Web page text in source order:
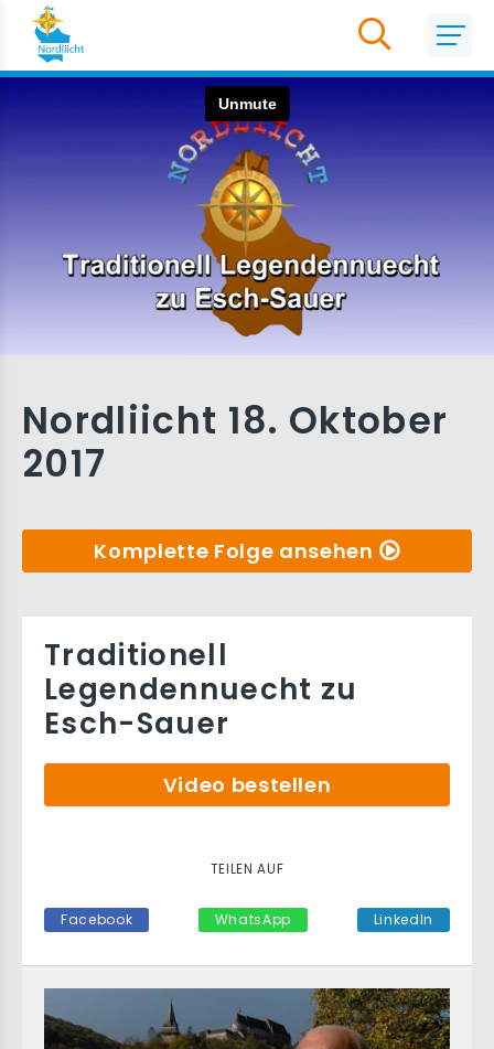
Nordliicht 18. Oktober
2017
Komplette Folge ansehen
Traditionell
Legendennuecht zu
Esch-Sauer
Video bestellen
TEILEN AUF
Facebook WhatsApp LinkedIn